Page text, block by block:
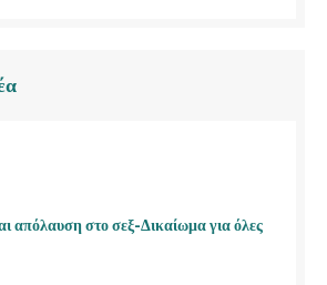
απόλαυση στο σεξ-Δικαίωμα για όλες